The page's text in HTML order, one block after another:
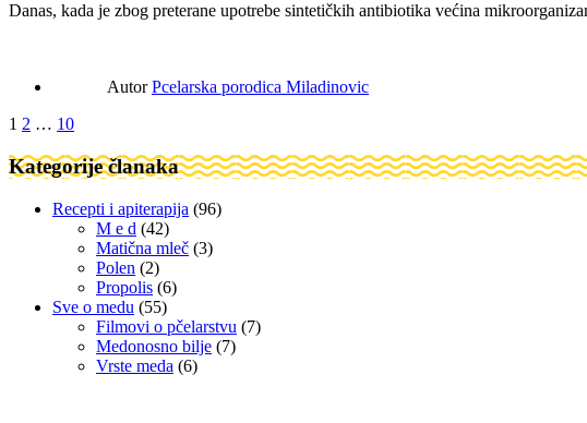
Danas, kada je zbog preterane upotrebe sintetičkih antibiotika većina
AutorPcelarska porodica Miladinovic
Posts
navigation
1 2 … 10
Kategorije članaka
Recepti i apiterapija (96)
M e d (42)
Matična mleč (3)
Polen (2)
Propolis (6)
Sve o medu (55)
Filmovi o pčelarstvu (7)
Medonosno bilje (7)
Vrste meda (6)